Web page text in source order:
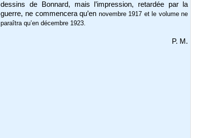
dessins de Bonnard, mais l’impression, retardée par la
guerre, ne commencera qu’en novembre 1917 et le volume ne
paraîtra qu’en décembre 1923.
P. M.